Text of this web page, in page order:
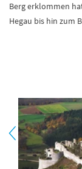
Berg erklommen
Hegau bis hin zum